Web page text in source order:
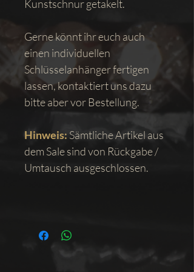
Kunstschnur getakelt.
Gerne könnt ihr euch auch
einen individuellen
Schlüsselanhänger fertigen
lassen, kontaktiert uns dazu
bitte aber vor Bestellung.
Hinweis: Sämtliche Artikel aus
dem Sale sind von Rückgabe /
Umtausch ausgeschlossen.